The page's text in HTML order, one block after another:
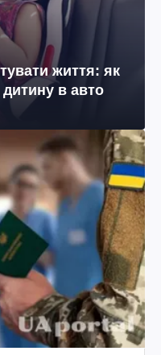
життя: як
в авто